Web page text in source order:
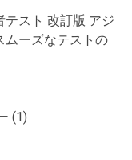
テスト 改訂版 アジ
ムーズなテストの
(1)